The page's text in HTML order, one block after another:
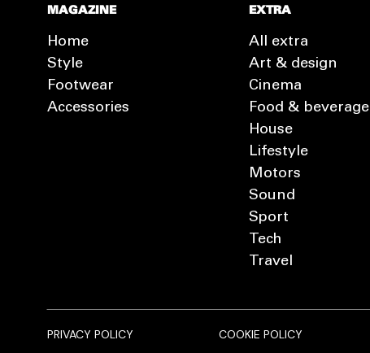
MAGAZINE
Home
Style
Footwear
Accessories
EXTRA
All extra
Art & design
Cinema
Food & beverage
House
Lifestyle
Motors
Sound
Sport
Tech
Travel
PRIVACY POLICY COOKIE POLICY